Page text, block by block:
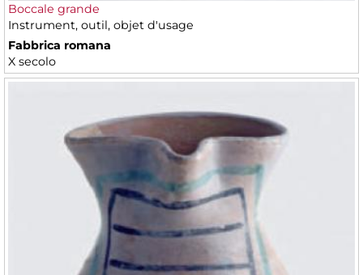
Boccale grande
Instrument, outil, objet d'usage
Fabbrica romana
X secolo